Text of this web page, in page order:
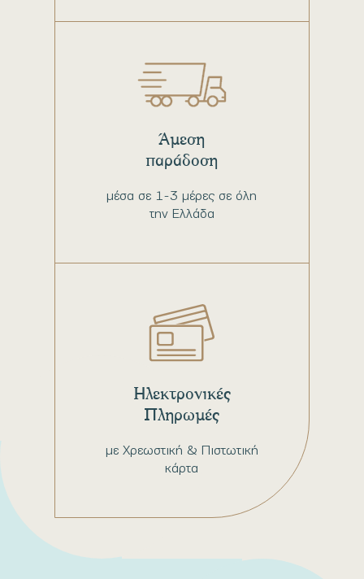
μέσα σε 1-3 μέρες σε όλη
την Ελλάδα
Άμεση
παράδοση
με Χρεωστική & Πιστωτική
κάρτα
Ηλεκτρονικές
Πληρωμές